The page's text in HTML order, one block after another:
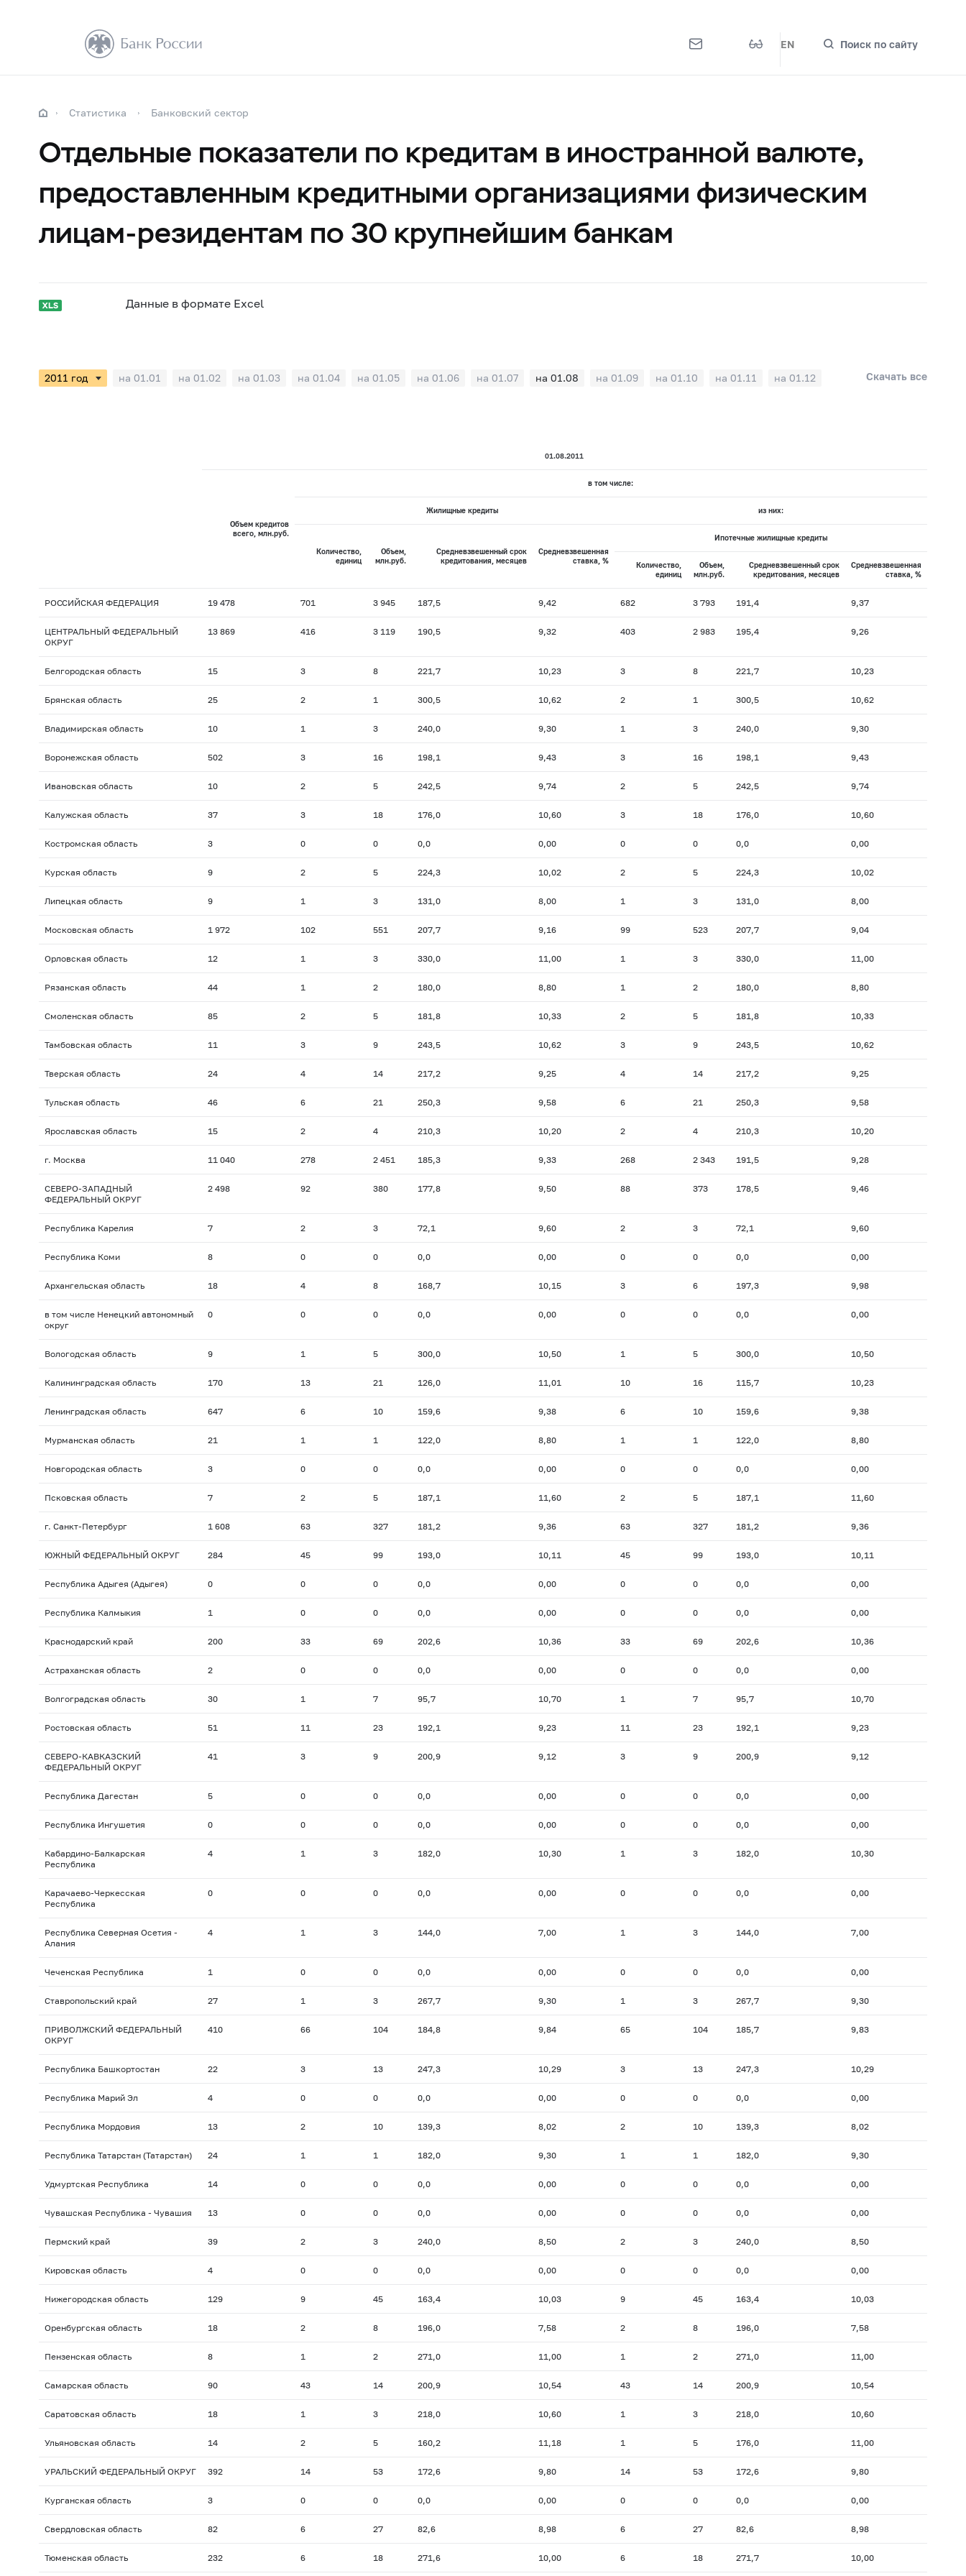
EN Поиск по сайту
Статистика Банковский сектор
Отдельные показатели по кредитам в иностранной валюте,
предоставленным кредитными организациями физическим
лицам-резидентам по 30 крупнейшим банкам
Данные в формате Excel
на 01.01 на 01.02 на 01.03 на 01.04 на 01.05 на 01.06 на 01.07 на 01.08 на 01.09 на 01.10 на 01.11 на 01.12 Скачать все
01.08.2011
Объем кредитов
всего, млн.руб.
в том числе:
Жилищные кредиты из них:
Количество,
единиц
Объем,
млн.руб.
Средневзвешенный срок
кредитования, месяцев
Средневзвешенная
ставка, %
Ипотечные жилищные кредиты
Количество,
единиц
Объем,
млн.руб.
Средневзвешенный срок
кредитования, месяцев
Средневзвешенная
ставка, %
РОССИЙСКАЯ ФЕДЕРАЦИЯ 19 478 701 3 945 187,5 9,42 682 3 793 191,4 9,37
ЦЕНТРАЛЬНЫЙ ФЕДЕРАЛЬНЫЙ
ОКРУГ
13 869 416 3 119 190,5 9,32 403 2 983 195,4 9,26
Белгородская область 15 3 8 221,7 10,23 3 8 221,7 10,23
Брянская область 25 2 1 300,5 10,62 2 1 300,5 10,62
Владимирская область 10 1 3 240,0 9,30 1 3 240,0 9,30
Воронежская область 502 3 16 198,1 9,43 3 16 198,1 9,43
Ивановская область 10 2 5 242,5 9,74 2 5 242,5 9,74
Калужская область 37 3 18 176,0 10,60 3 18 176,0 10,60
Костромская область 3 0 0 0,0 0,00 0 0 0,0 0,00
Курская область 9 2 5 224,3 10,02 2 5 224,3 10,02
Липецкая область 9 1 3 131,0 8,00 1 3 131,0 8,00
Московская область 1 972 102 551 207,7 9,16 99 523 207,7 9,04
Орловская область 12 1 3 330,0 11,00 1 3 330,0 11,00
Рязанская область 44 1 2 180,0 8,80 1 2 180,0 8,80
Смоленская область 85 2 5 181,8 10,33 2 5 181,8 10,33
Тамбовская область 11 3 9 243,5 10,62 3 9 243,5 10,62
Тверская область 24 4 14 217,2 9,25 4 14 217,2 9,25
Тульская область 46 6 21 250,3 9,58 6 21 250,3 9,58
Ярославская область 15 2 4 210,3 10,20 2 4 210,3 10,20
г. Москва 11 040 278 2 451 185,3 9,33 268 2 343 191,5 9,28
СЕВЕРО-ЗАПАДНЫЙ
ФЕДЕРАЛЬНЫЙ ОКРУГ
2 498 92 380 177,8 9,50 88 373 178,5 9,46
Республика Карелия 7 2 3 72,1 9,60 2 3 72,1 9,60
Республика Коми 8 0 0 0,0 0,00 0 0 0,0 0,00
Архангельская область 18 4 8 168,7 10,15 3 6 197,3 9,98
в том числе Ненецкий автономный
округ
0 0 0 0,0 0,00 0 0 0,0 0,00
Вологодская область 9 1 5 300,0 10,50 1 5 300,0 10,50
Калининградская область 170 13 21 126,0 11,01 10 16 115,7 10,23
Ленинградская область 647 6 10 159,6 9,38 6 10 159,6 9,38
Мурманская область 21 1 1 122,0 8,80 1 1 122,0 8,80
Новгородская область 3 0 0 0,0 0,00 0 0 0,0 0,00
Псковская область 7 2 5 187,1 11,60 2 5 187,1 11,60
г. Санкт-Петербург 1 608 63 327 181,2 9,36 63 327 181,2 9,36
ЮЖНЫЙ ФЕДЕРАЛЬНЫЙ ОКРУГ 284 45 99 193,0 10,11 45 99 193,0 10,11
Республика Адыгея (Адыгея) 0 0 0 0,0 0,00 0 0 0,0 0,00
Республика Калмыкия 1 0 0 0,0 0,00 0 0 0,0 0,00
Краснодарский край 200 33 69 202,6 10,36 33 69 202,6 10,36
Астраханская область 2 0 0 0,0 0,00 0 0 0,0 0,00
Волгоградская область 30 1 7 95,7 10,70 1 7 95,7 10,70
Ростовская область 51 11 23 192,1 9,23 11 23 192,1 9,23
СЕВЕРО-КАВКАЗСКИЙ
ФЕДЕРАЛЬНЫЙ ОКРУГ
41 3 9 200,9 9,12 3 9 200,9 9,12
Республика Дагестан 5 0 0 0,0 0,00 0 0 0,0 0,00
Республика Ингушетия 0 0 0 0,0 0,00 0 0 0,0 0,00
Кабардино-Балкарская
Республика
4 1 3 182,0 10,30 1 3 182,0 10,30
Карачаево-Черкесская
Республика
0 0 0 0,0 0,00 0 0 0,0 0,00
Республика Северная Осетия -
Алания
4 1 3 144,0 7,00 1 3 144,0 7,00
Чеченская Республика 1 0 0 0,0 0,00 0 0 0,0 0,00
Ставропольский край 27 1 3 267,7 9,30 1 3 267,7 9,30
ПРИВОЛЖСКИЙ ФЕДЕРАЛЬНЫЙ
ОКРУГ
410 66 104 184,8 9,84 65 104 185,7 9,83
Республика Башкортостан 22 3 13 247,3 10,29 3 13 247,3 10,29
Республика Марий Эл 4 0 0 0,0 0,00 0 0 0,0 0,00
Республика Мордовия 13 2 10 139,3 8,02 2 10 139,3 8,02
Республика Татарстан (Татарстан) 24 1 1 182,0 9,30 1 1 182,0 9,30
Удмуртская Республика 14 0 0 0,0 0,00 0 0 0,0 0,00
Чувашская Республика - Чувашия 13 0 0 0,0 0,00 0 0 0,0 0,00
Пермский край 39 2 3 240,0 8,50 2 3 240,0 8,50
Кировская область 4 0 0 0,0 0,00 0 0 0,0 0,00
Нижегородская область 129 9 45 163,4 10,03 9 45 163,4 10,03
Оренбургская область 18 2 8 196,0 7,58 2 8 196,0 7,58
Пензенская область 8 1 2 271,0 11,00 1 2 271,0 11,00
Самарская область 90 43 14 200,9 10,54 43 14 200,9 10,54
Саратовская область 18 1 3 218,0 10,60 1 3 218,0 10,60
Ульяновская область 14 2 5 160,2 11,18 1 5 176,0 11,00
УРАЛЬСКИЙ ФЕДЕРАЛЬНЫЙ ОКРУГ 392 14 53 172,6 9,80 14 53 172,6 9,80
Курганская область 3 0 0 0,0 0,00 0 0 0,0 0,00
Свердловская область 82 6 27 82,6 8,98 6 27 82,6 8,98
Тюменская область 232 6 18 271,6 10,00 6 18 271,7 10,00